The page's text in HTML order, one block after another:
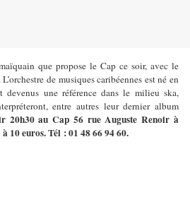
que propose le Cap ce soir, avec le
de musiques caribéennes est né en
devenus une référence dans le milieu ska,
entre autres leur dernier album
20h30 au Cap 56 rue Auguste Renoir à
10 euros. Tél : 01 48 66 94 60.